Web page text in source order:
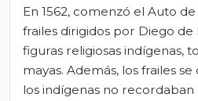
En 1562, comenzó el Auto
frailes dirigidos por Diego
figuras religiosas indígenas,
mayas. Además, los frailes
los indígenas no recordaban